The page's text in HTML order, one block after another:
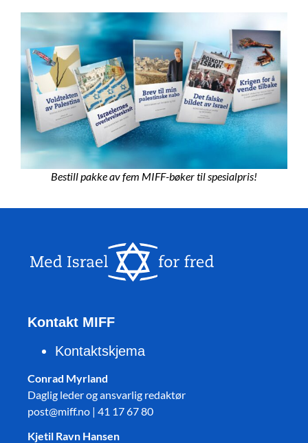
Bestill pakke av fem MIFF-bøker til spesialpris!
Kontakt MIFF
Kontaktskjema
Conrad Myrland
Daglig leder og ansvarlig redaktør
post@miff.no | 41 17 67 80
Kjetil Ravn Hansen